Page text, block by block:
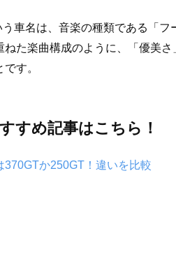
う車名は、音楽の種類である「
ねた楽曲構成のように、「優美
す。
すめ記事はこちら！
か250GT！違いを比較